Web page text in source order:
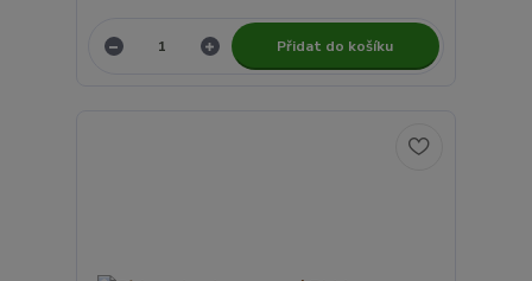
Přidat do košíku